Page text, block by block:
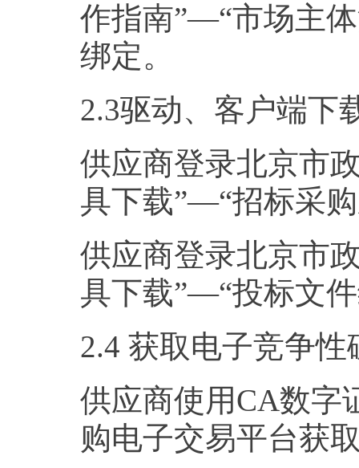
作指南”—“市场主
绑定。
2.3驱动、客户端下
供应商登录北京市
具下载”—“招标采
供应商登录北京市
具下载”—“投标文
2.4 获取电子竞争性
供应商使用CA数字
购电子交易平台获